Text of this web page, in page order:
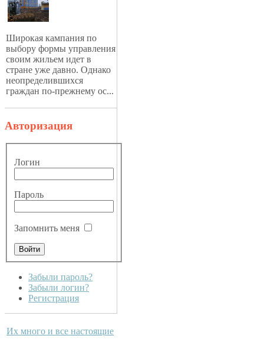
Широкая кампания по
выбору формы управления
своим жильем идет в
стране уже давно. Однако
неопределившихся
граждан по-прежнему ос...
Авторизация
Логин
Пароль
Запомнить меня
Забыли пароль?
Забыли логин?
Регистрация
Их много и все настоящие